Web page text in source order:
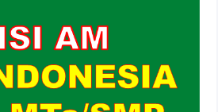
SKI PPG 2025